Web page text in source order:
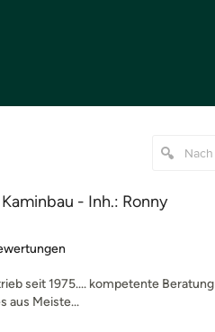
- Inh.: Ronny
5 von 5 Sternen
seit 1975.... kompetente Beratung
aus Meiste...